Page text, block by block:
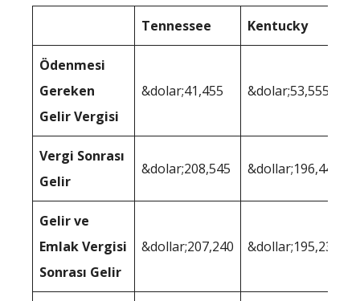
Tennessee Kentucky
Ödenmesi
Gereken
Gelir Vergisi
&dolar;41,455 &dolar;53,555
Vergi Sonrası
Gelir
&dolar;208,545 &dollar;196,445
Gelir ve
Emlak Vergisi
Sonrası Gelir
&dollar;207,240 &dollar;195,239